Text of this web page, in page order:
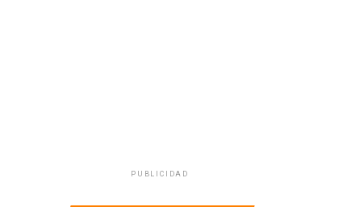
PUBLICIDAD